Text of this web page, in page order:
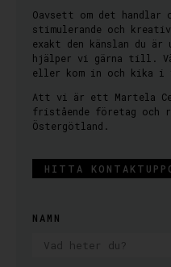
Oavsett om det handlar
stimulerande och
exakt den känslan du
hjälper vi gärna till.
eller kom in och kika i
Att vi är ett Martela
fristående företag och
Östergötland.
HITTA
NAMN